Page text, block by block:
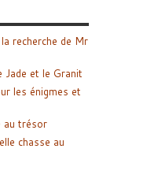
recherche de Mr
Jade et le Granit
les énigmes et
au trésor
chasse au